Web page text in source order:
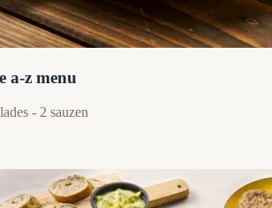
a-z menu
- 2 sauzen